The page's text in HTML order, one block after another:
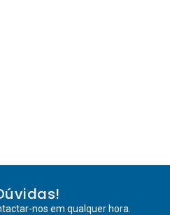
nos em qualquer hora.